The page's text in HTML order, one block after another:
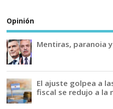
Opinión
Mentiras, paranoia
El ajuste golpea a
fiscal se redujo a la